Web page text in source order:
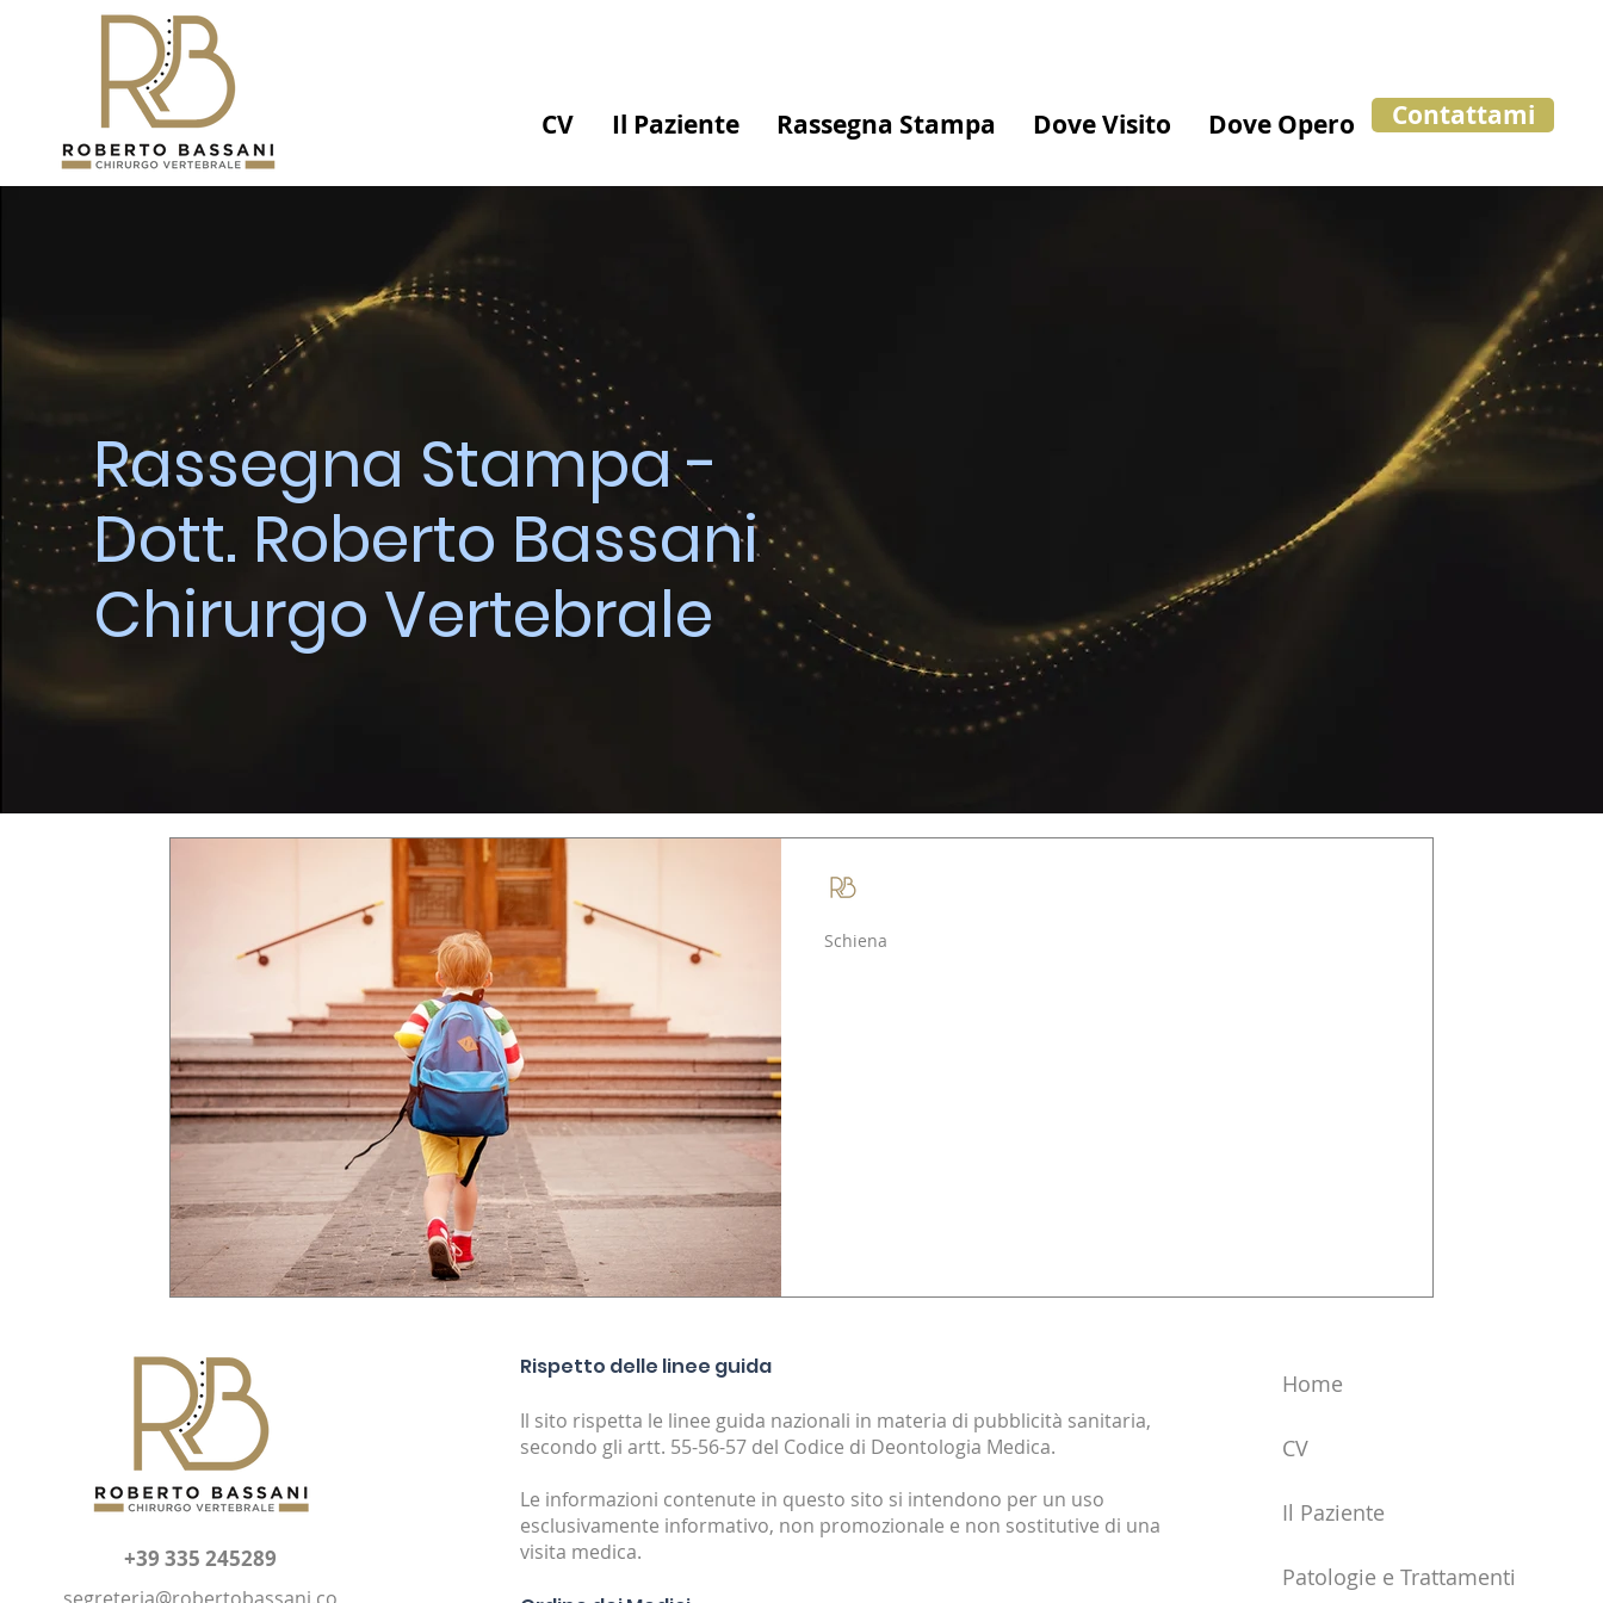
CV Il Paziente Rassegna Stampa Dove Visito Dove Opero Contattami
Rassegna Stampa -
Dott. Roberto Bassani
Chirurgo Vertebrale
Schiena
+39 335 245289
segreteria@robertobassani.co
Rispetto delle linee guida
Il sito rispetta le linee guida nazionali in materia di pubblicità sanitaria,
secondo gli artt. 55-56-57 del Codice di Deontologia Medica.
Le informazioni contenute in questo sito si intendono per un uso
esclusivamente informativo, non promozionale e non sostitutive di una
visita medica.
Home
CV
Il Paziente
Patologie e Trattamenti